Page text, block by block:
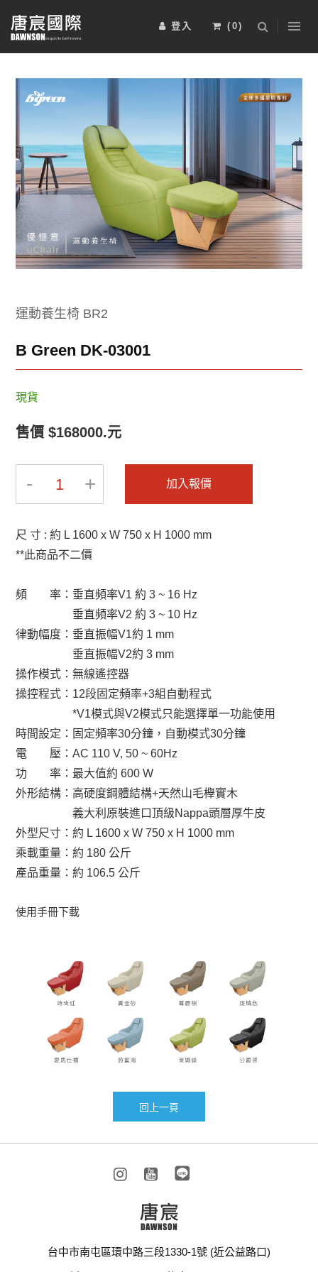
登入 ( 0)
浴室櫃 五金配件 淋浴拉門
限時特惠組
2025-BRAVAT-6
2025-BRAVAT-4 2025-BRAVAT-3
2019-INNOCI-8 2019-INNOCI-7
2019-INNOCI-6
2019-INNOCI-4
運動養生椅 BR2
B Green DK-03001
現貨
售價 $168000.元
- 1 + 加入報價
尺 寸 : 約 L 1600 x W 750 x H 1000 mm
**此商品不二價
頻 率：垂直頻率V1 約 3 ~ 16 Hz
垂直頻率V2 約 3 ~ 10 Hz
律動幅度：垂直振幅V1約 1 mm
垂直振幅V2約 3 mm
操作模式：無線遙控器
操控程式：12段固定頻率+3組自動程式
*V1模式與V2模式只能選擇單一功能使用
時間設定：固定頻率30分鐘，自動模式30分鐘
電 壓：AC 110 V, 50 ~ 60Hz
功 率：最大值約 600 W
外形結構：高硬度鋼體結構+天然山毛櫸實木
義大利原裝進口頂級Nappa頭層厚牛皮
外型尺寸：約 L 1600 x W 750 x H 1000 mm
乘載重量：約 180 公斤
產品重量：約 106.5 公斤
使用手冊下載
回上一頁
台中市南屯區環中路三段1330-1號 (近公益路口)